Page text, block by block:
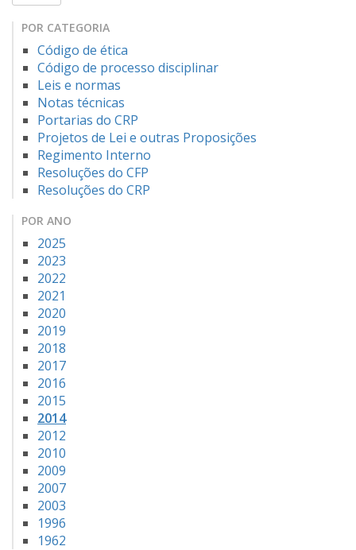
POR CATEGORIA
Código de ética
Código de processo disciplinar
Leis e normas
Notas técnicas
Portarias do CRP
Projetos de Lei e outras Proposições
Regimento Interno
Resoluções do CFP
Resoluções do CRP
POR ANO
2025
2023
2022
2021
2020
2019
2018
2017
2016
2015
2014
2012
2010
2009
2007
2003
1996
1962